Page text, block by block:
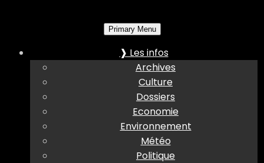
Primary Menu
❱ Les infos
Archives
Culture
Dossiers
Economie
Environnement
Météo
Politique